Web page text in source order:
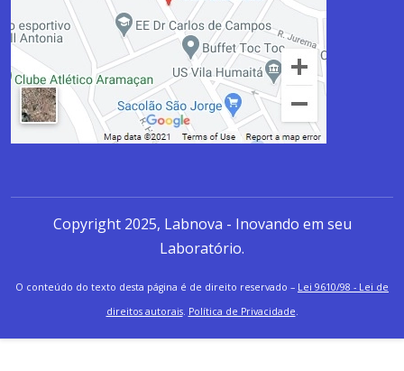
Copyright 2025, Labnova - Inovando em seu
Laboratório.
O conteúdo do texto desta página é de direito reservado – Lei 9610/98 - Lei de
direitos autorais. Política de Privacidade.